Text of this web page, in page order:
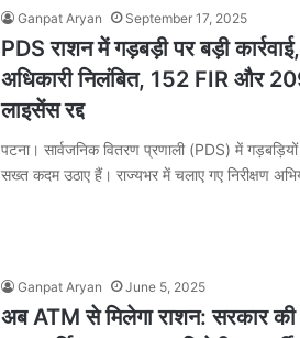
Ganpat Aryan September 17, 2025
PDS राशन में गड़बड़ी पर बड़ी
अधिकारी निलंबित, 152 FIR और
लाइसेंस रद्द
पटना। सार्वजनिक वितरण प्रणाली (PDS) में
सख्त कदम उठाए हैं। राज्यभर में चलाए गए निरीक्षण
Ganpat Aryan June 5, 2025
अब ATM से मिलेगा राशन: सरकार